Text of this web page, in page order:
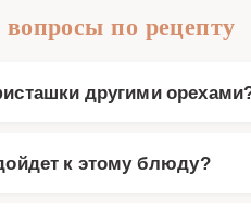
по рецепту
другими
к этому блюду?